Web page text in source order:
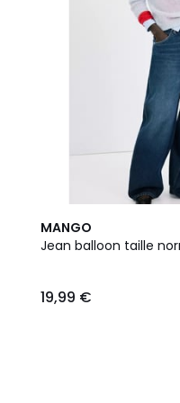
MANGO
Jean balloon taille
19,99 €